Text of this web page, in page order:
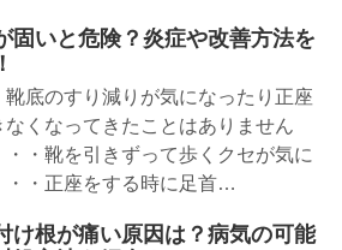
固いと危険？炎症や改善方法を
靴底のすり減りが気になったり正座
なくなってきたことはありません
・・靴を引きずって歩くクセが気に
・・正座をする時に足首…
け根が痛い原因は？病気の可能